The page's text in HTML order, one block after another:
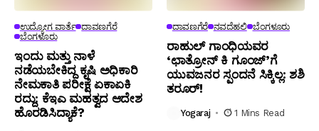
ಉದ್ಯೋಗ ವಾರ್ತೆ ದಾವಣಗೆರೆ
ಬೆಂಗಳೂರು
ಇಂದು ಮತ್ತು ನಾಳೆ
ನಡೆಯಬೇಕಿದ್ದ ಕೃಷಿ ಅಧಿಕಾರಿ
ನೇಮಕಾತಿ ಪರೀಕ್ಷೆ ಏಕಾಏಕಿ
ರದ್ದು: ಕೆಇಎ ಮಹತ್ವದ ಆದೇಶ
ಹೊರಡಿಸಿದ್ಯಾಕೆ?
ದಾವಣಗೆರೆ ನವದೆಹಲಿ ಬೆಂಗಳೂರು
ರಾಹುಲ್ ಗಾಂಧಿಯವರ
‘ಛಾತ್ರೋನ್ ಕಿ ಗೂಂಜ್’ಗೆ
ಯುವಜನರ ಸ್ಪಂದನೆ ಸಿಕ್ಕಿಲ್ಲ: ಶಶಿ
ತರೂರ್!
Yogaraj 1 Mins Read